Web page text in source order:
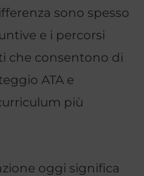
sono spesso
e i percorsi
che consentono di
ATA e
più
oggi significa